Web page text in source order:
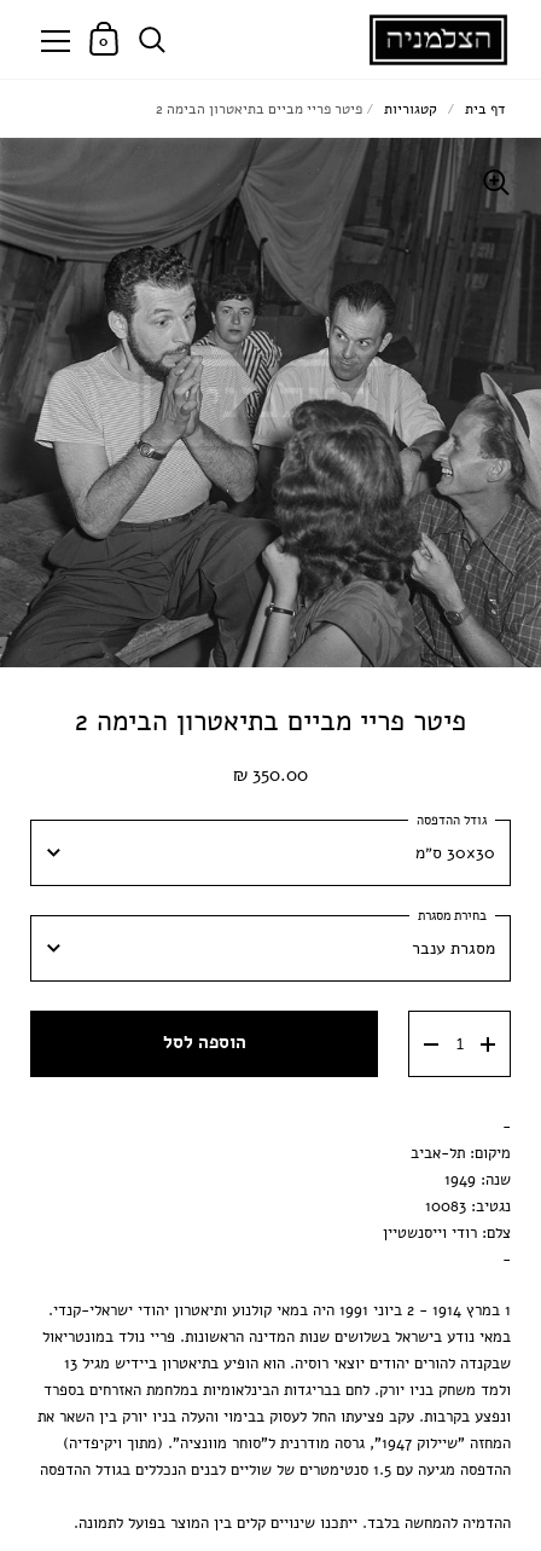
0
פיטר פריי מביים בתיאטרון הבימה 2
350.00 ₪
30x30 ס״מ
30x30 ס״מ
40x40 ס״מ
50x50 ס״מ
מסגרת ענבר
מסגרת וונגה
הדפסה בלבד
הוספה לסל
-
מיקום: תל-אביב
שנה: 1949
נגטיב: 10083
צלם: רודי וייסנשטיין
-
1 במרץ 1914 - 2 ביוני 1991 היה במאי קולנוע ותיאטרון יהודי ישראלי-קנדי.
במאי נודע בישראל בשלושים שנות המדינה הראשונות. פריי נולד במונטריאול
שבקנדה להורים יהודים יוצאי רוסיה. הוא הופיע בתיאטרון ביידיש מגיל 13
ולמד משחק בניו יורק. לחם בבריגדות הבינלאומיות במלחמת האזרחים בספרד
ונפצע בקרבות. עקב פציעתו החל לעסוק בבימוי והעלה בניו יורק בין השאר את
המחזה "שיילוק 1947", גרסה מודרנית ל"סוחר מוונציה". (מתוך ויקיפדיה)
ההדפסה מגיעה עם 1.5 סנטימטרים של שוליים לבנים הנכללים בגודל ההדפסה
ההדמיה להמחשה בלבד. ייתכנו שינויים קלים בין המוצר בפועל לתמונה.
דף בית / קטגוריות / פיטר פריי מביים בתיאטרון הבימה 2